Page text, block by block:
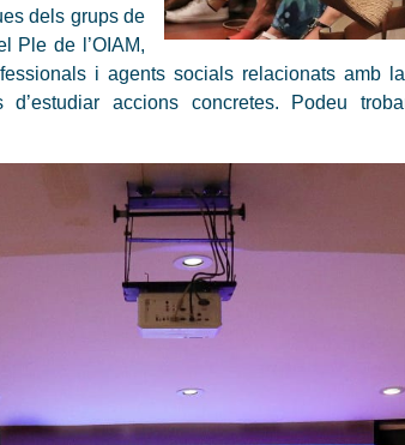
dels grups de
Ple de l’OIAM,
i agents socials relacionats amb
accions concretes. Podeu